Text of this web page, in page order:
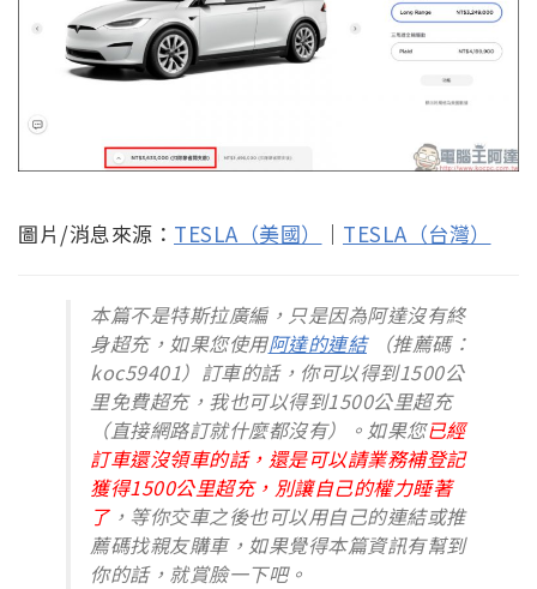
圖片/消息來源： TESLA（美國） ｜ TESLA（台灣）
本篇不是特斯拉廣編，只是因為阿達沒有終
身超充，如果您使用阿達的連結（推薦碼：
koc59401）訂車的話，你可以得到1500公
里免費超充，我也可以得到1500公里超充
（直接網路訂就什麼都沒有）。如果您已經
訂車還沒領車的話，還是可以請業務補登記
獲得1500公里超充，別讓自己的權力睡著
了，等你交車之後也可以用自己的連結或推
薦碼找親友購車，如果覺得本篇資訊有幫到
你的話，就賞臉一下吧。